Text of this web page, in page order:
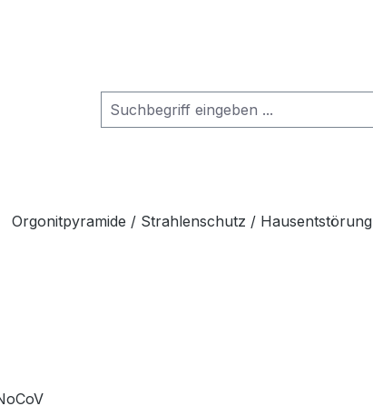
Orgonitpyramide / Strahlenschutz / Hausentstörung